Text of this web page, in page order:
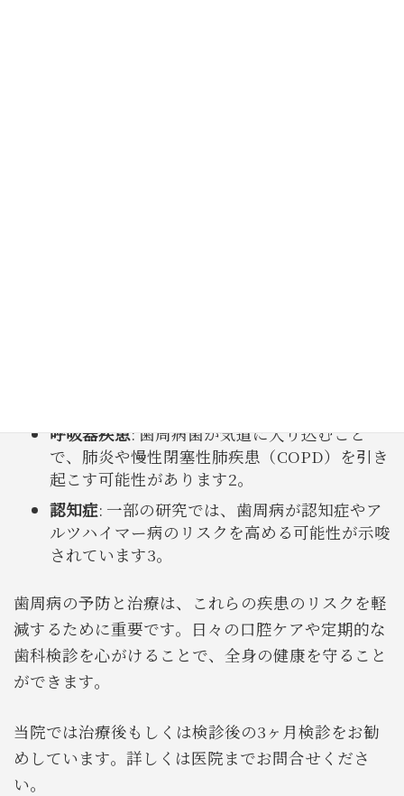
呼吸器疾患: 歯周病菌が気道に入り込むこと
で、肺炎や慢性閉塞性肺疾患（COPD）を引き
起こす可能性があります2。
認知症: 一部の研究では、歯周病が認知症やア
ルツハイマー病のリスクを高める可能性が示唆
されています3。
歯周病の予防と治療は、これらの疾患のリスクを軽
減するために重要です。日々の口腔ケアや定期的な
歯科検診を心がけることで、全身の健康を守ること
ができます。
当院では治療後もしくは検診後の3ヶ月検診をお勧
めしています。詳しくは医院までお問合せくださ
い。